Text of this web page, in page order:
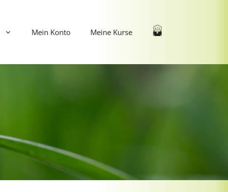
Mein Konto Meine Kurse